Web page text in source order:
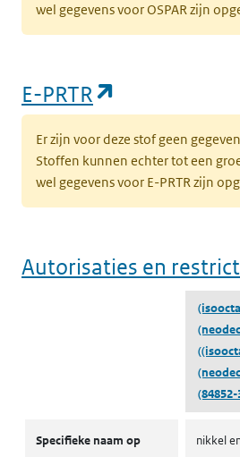
wel gegevens voor OSPAR zijn
E-PRTR
Er zijn voor deze stof geen
Stoffen kunnen echter tot een
wel gegevens voor E-PRTR zijn
Autorisaties en
Specifieke naam op
nikkel